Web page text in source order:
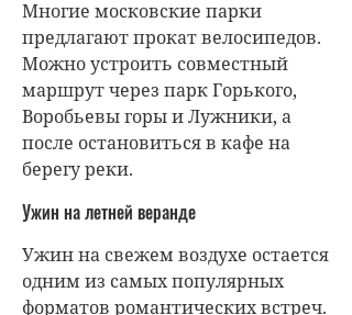
Многие московские парки
предлагают прокат велосипедов.
Можно устроить совместный
маршрут через парк Горького,
Воробьевы горы и Лужники, а
после остановиться в кафе на
берегу реки.
Ужин на летней веранде
Ужин на свежем воздухе остается
одним из самых популярных
форматов романтических встреч.